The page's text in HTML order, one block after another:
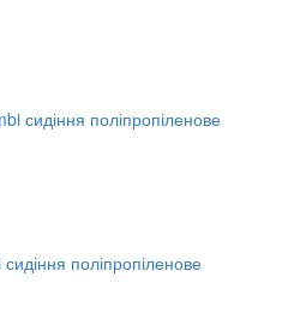
поліпропіленове